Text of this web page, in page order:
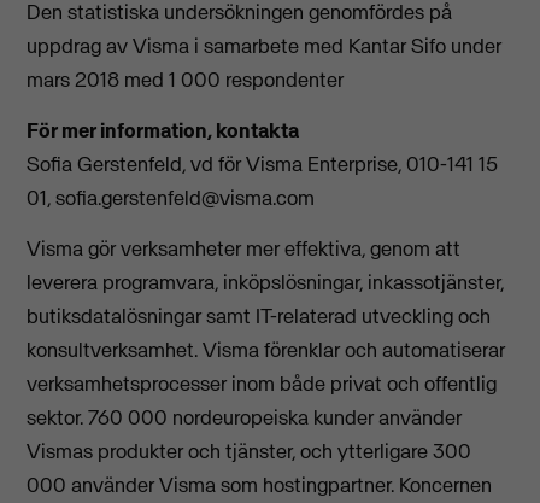
Den statistiska undersökningen genomfördes på
uppdrag av Visma i samarbete med Kantar Sifo under
mars 2018 med 1 000 respondenter
För mer information, kontakta
Sofia Gerstenfeld, vd för Visma Enterprise, 010-141 15
01,sofia.gerstenfeld@visma.com
Visma gör verksamheter mer effektiva, genom att
leverera programvara, inköpslösningar, inkassotjänster,
butiksdatalösningar samt IT-relaterad utveckling och
konsultverksamhet. Visma förenklar och automatiserar
verksamhetsprocesser inom både privat och offentlig
sektor. 760 000 nordeuropeiska kunder använder
Vismas produkter och tjänster, och ytterligare 300
000 använder Visma som hostingpartner. Koncernen